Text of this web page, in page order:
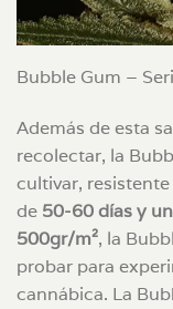
Bubble Gum –
Además de esta
recolectar, la
cultivar,
de 50-60 días y
500gr/m², la
probar para
cannábica. La